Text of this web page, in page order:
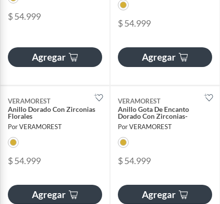
$ 54.999
Agregar
$ 54.999
Agregar
VERAMOREST
Anillo Dorado Con Zirconias
Florales
Por VERAMOREST
$ 54.999
Agregar
VERAMOREST
Anillo Gota De Encanto
Dorado Con Zirconias-
Por VERAMOREST
$ 54.999
Agregar